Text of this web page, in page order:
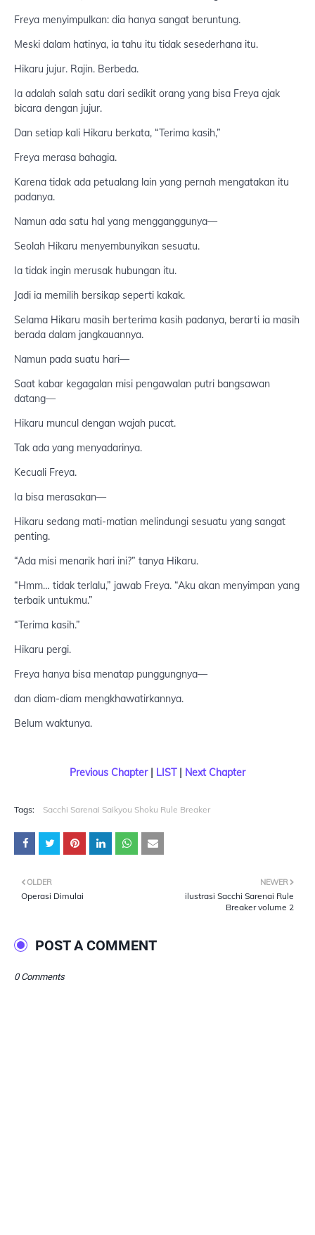
Freya menyimpulkan: dia hanya sangat beruntung.
Meski dalam hatinya, ia tahu itu tidak sesederhana itu.
Hikaru jujur. Rajin. Berbeda.
Ia adalah salah satu dari sedikit orang yang bisa Freya ajak
bicara dengan jujur.
Dan setiap kali Hikaru berkata, “Terima kasih,”
Freya merasa bahagia.
Karena tidak ada petualang lain yang pernah mengatakan itu
padanya.
Namun ada satu hal yang mengganggunya—
Seolah Hikaru menyembunyikan sesuatu.
Ia tidak ingin merusak hubungan itu.
Jadi ia memilih bersikap seperti kakak.
Selama Hikaru masih berterima kasih padanya, berarti ia masih
berada dalam jangkauannya.
Namun pada suatu hari—
Saat kabar kegagalan misi pengawalan putri bangsawan
datang—
Hikaru muncul dengan wajah pucat.
Tak ada yang menyadarinya.
Kecuali Freya.
Ia bisa merasakan—
Hikaru sedang mati-matian melindungi sesuatu yang sangat
penting.
“Ada misi menarik hari ini?” tanya Hikaru.
“Hmm… tidak terlalu,” jawab Freya. “Aku akan menyimpan yang
terbaik untukmu.”
“Terima kasih.”
Hikaru pergi.
Freya hanya bisa menatap punggungnya—
dan diam-diam mengkhawatirkannya.
Belum waktunya.
Previous Chapter | LIST | Next Chapter
Tags: Sacchi Sarenai Saikyou Shoku Rule Breaker
NEWER
ilustrasi Sacchi Sarenai Rule
Breaker volume 2
OLDER
Operasi Dimulai
POST A COMMENT
0 Comments